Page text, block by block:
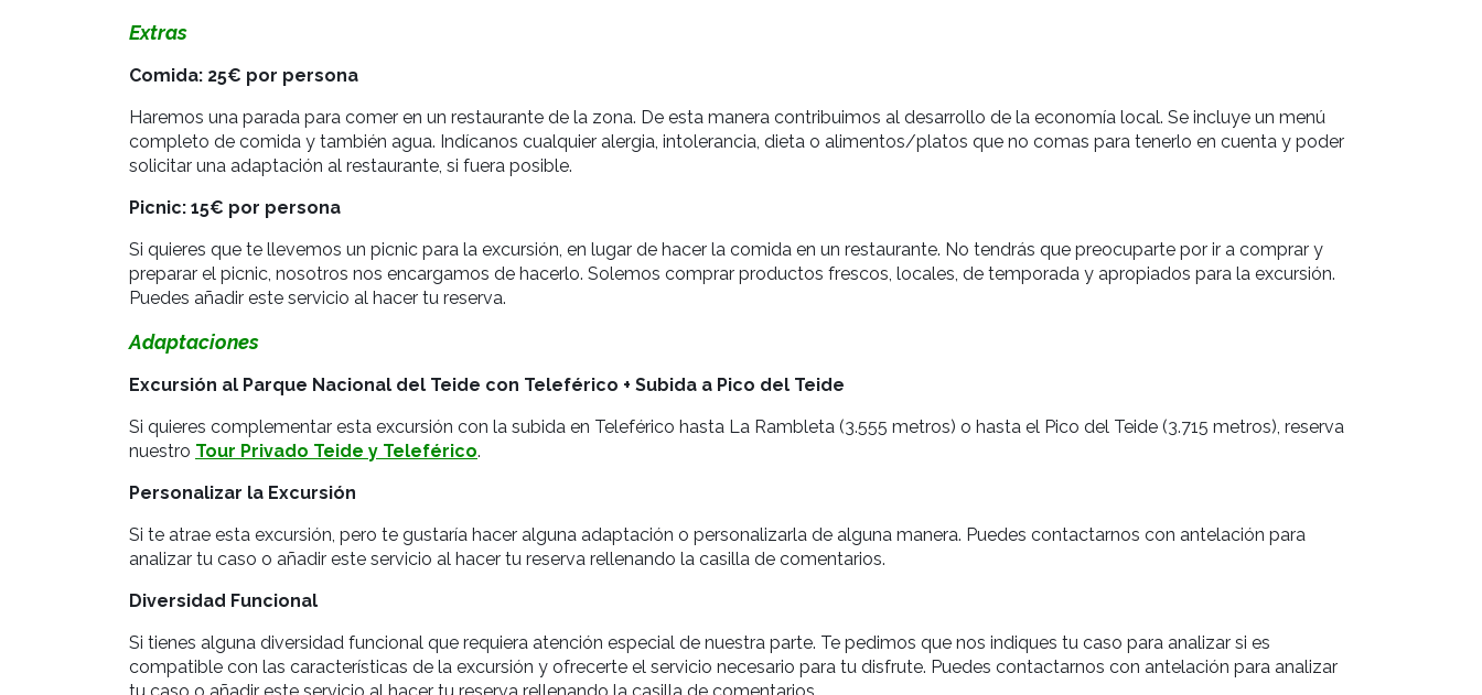
Extras
Comida: 25€ por persona
Haremos una parada para comer en un restaurante de la zona. De esta manera contribuimos al desarrollo de la economía local. Se incluye un menú
completo de comida y también agua. Indícanos cualquier alergia, intolerancia, dieta o alimentos/platos que no comas para tenerlo en cuenta y poder
solicitar una adaptación al restaurante, si fuera posible.
Picnic: 15€ por persona
Si quieres que te llevemos un picnic para la excursión, en lugar de hacer la comida en un restaurante. No tendrás que preocuparte por ir a comprar y
preparar el picnic, nosotros nos encargamos de hacerlo. Solemos comprar productos frescos, locales, de temporada y apropiados para la excursión.
Puedes añadir este servicio al hacer tu reserva.
Adaptaciones
Excursión al Parque Nacional del Teide con Teleférico + Subida a Pico del Teide
Si quieres complementar esta excursión con la subida en Teleférico hasta La Rambleta (3.555 metros) o hasta el Pico del Teide (3.715 metros), reserva
nuestro Tour Privado Teide y Teleférico.
Personalizar la Excursión
Si te atrae esta excursión, pero te gustaría hacer alguna adaptación o personalizarla de alguna manera. Puedes contactarnos con antelación para
analizar tu caso o añadir este servicio al hacer tu reserva rellenando la casilla de comentarios.
Diversidad Funcional
Si tienes alguna diversidad funcional que requiera atención especial de nuestra parte. Te pedimos que nos indiques tu caso para analizar si es
compatible con las características de la excursión y ofrecerte el servicio necesario para tu disfrute. Puedes contactarnos con antelación para analizar